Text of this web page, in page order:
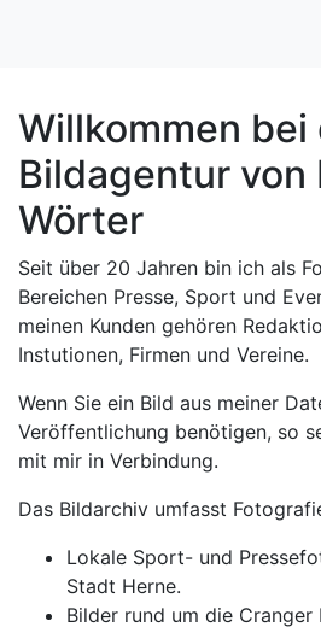
Willkommen bei
Bildagentur von
Wörter
Seit über 20 Jahren bin ich als
Bereichen Presse, Sport und
meinen Kunden gehören
Instutionen, Firmen und Vereine.
Wenn Sie ein Bild aus meiner
Veröffentlichung benötigen, so
mit mir in Verbindung.
Das Bildarchiv umfasst
Lokale Sport- und
Stadt Herne.
Bilder rund um die Cranger